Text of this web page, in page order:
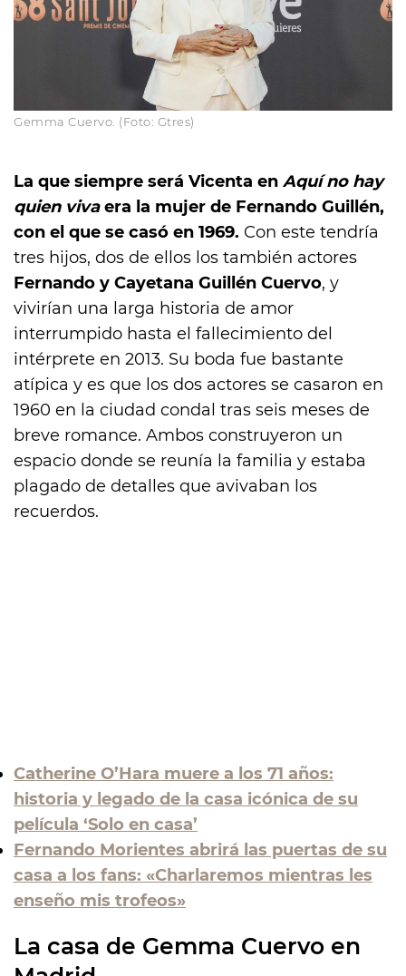
Gemma Cuervo. (Foto: Gtres)
La que siempre será Vicenta en Aquí no hay
quien vivaera la mujer de Fernando Guillén,
con el que se casó en 1969. Con este tendría
tres hijos, dos de ellos los también actores
Fernando y Cayetana Guillén Cuervo, y
vivirían una larga historia de amor
interrumpido hasta el fallecimiento del
intérprete en 2013. Su boda fue bastante
atípica y es que los dos actores se casaron en
1960 en la ciudad condal tras seis meses de
breve romance. Ambos construyeron un
espacio donde se reunía la familia y estaba
plagado de detalles que avivaban los
recuerdos.
Catherine O’Hara muere a los 71 años:
historia y legado de la casa icónica de su
película ‘Solo en casa’
Fernando Morientes abrirá las puertas de su
casa a los fans: «Charlaremos mientras les
enseño mis trofeos»
La casa de Gemma Cuervo en